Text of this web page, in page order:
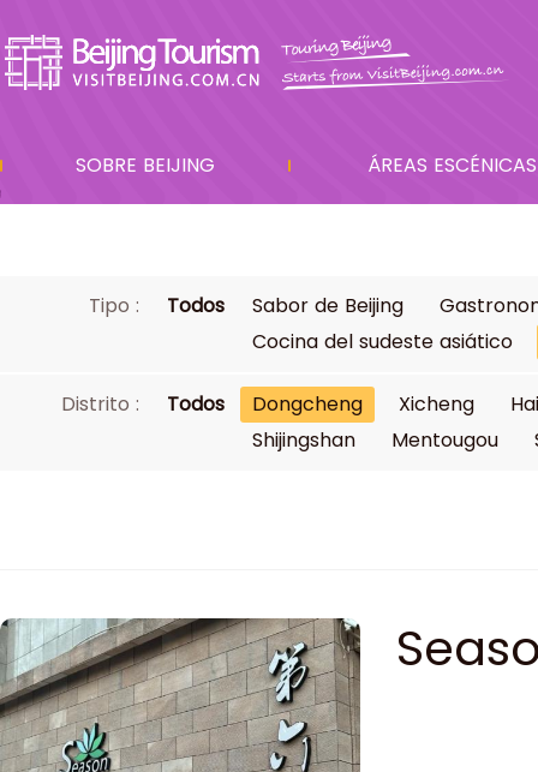
SOBRE BEIJING ÁREAS ESCÉNICAS
Tipo : Todos Sabor de Beijing
Cocina del sudeste asiático
Distrito : Todos Dongcheng Xicheng
Shijingshan
Mentougou